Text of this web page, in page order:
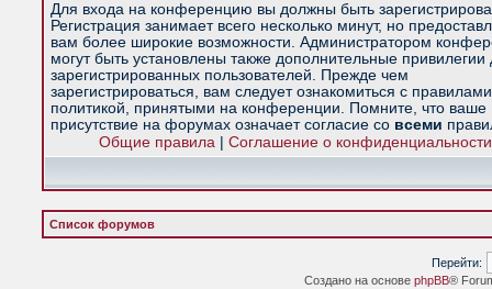
Для входа на конференцию вы должны быть
Регистрация занимает всего несколько минут, но
вам более широкие возможности. Администратором
могут быть установлены также дополнительные привилегии
зарегистрированных пользователей. Прежде чем
зарегистрироваться, вам следует ознакомиться с
политикой, принятыми на конференции. Помните, что ваше
присутствие на форумах означает согласие со всеми
Общие правила| Соглашение о конфиденциальности
Список форумов
Перейти:
Создано на основе phpBB®